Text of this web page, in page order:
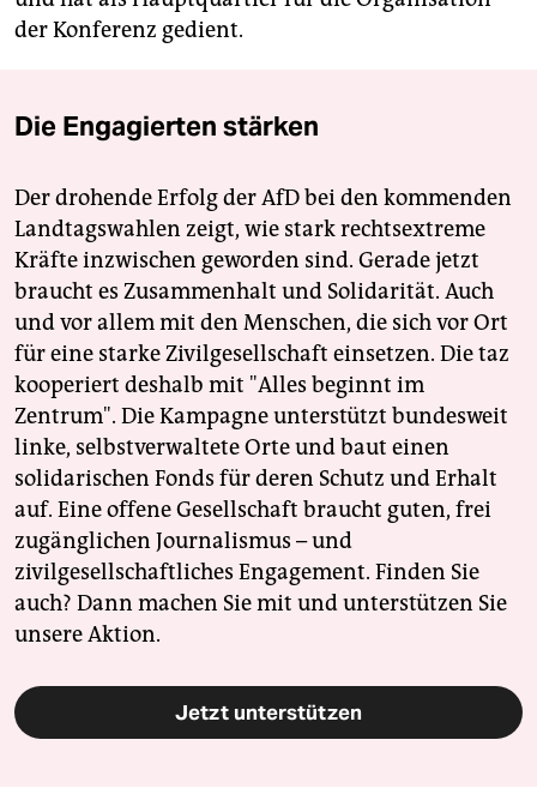
der Konferenz gedient.
Die Engagierten stärken
Der drohende Erfolg der AfD bei den kommenden
Landtagswahlen zeigt, wie stark rechtsextreme
Kräfte inzwischen geworden sind. Gerade jetzt
braucht es Zusammenhalt und Solidarität. Auch
und vor allem mit den Menschen, die sich vor Ort
für eine starke Zivilgesellschaft einsetzen. Die taz
kooperiert deshalb mit "Alles beginnt im
Zentrum". Die Kampagne unterstützt bundesweit
linke, selbstverwaltete Orte und baut einen
solidarischen Fonds für deren Schutz und Erhalt
auf. Eine offene Gesellschaft braucht guten, frei
zugänglichen Journalismus – und
zivilgesellschaftliches Engagement. Finden Sie
auch? Dann machen Sie mit und unterstützen Sie
unsere Aktion.
Jetzt unterstützen